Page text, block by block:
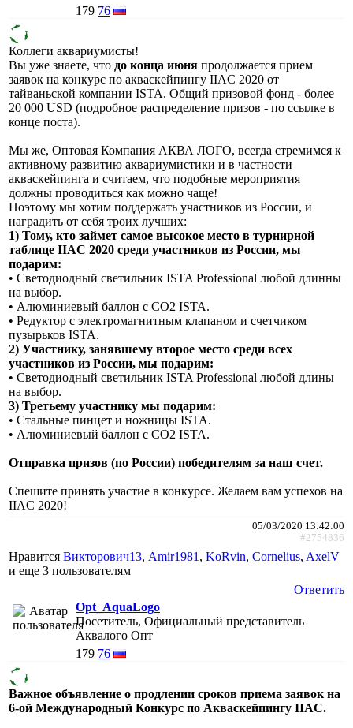
179 76
Коллеги аквариумисты!
Вы уже знаете, что до конца июня продолжается прием
заявок на конкурс по акваскейпингу IIAC 2020 от
тайваньской компании ISTA. Общий призовой фонд - более
20 000 USD (подробное распределение призов - по ссылке в
конце поста).
Мы же, Оптовая Компания АКВА ЛОГО, всегда стремимся к
активному развитию аквариумистики и в частности
акваскейпинга и считаем, что подобные мероприятия
должны проводиться как можно чаще!
Поэтому мы хотим поддержать участников из России, и
наградить от себя троих лучших:
1) Тому, кто займет самое высокое место в турнирной
таблице IIAC 2020 среди участников из России, мы
подарим:
• Светодиодный светильник ISTA Professional любой длинны
на выбор.
• Алюминиевый баллон с СО2 ISTA.
• Редуктор с электромагнитным клапаном и счетчиком
пузырьков ISTA.
2) Участнику, занявшему второе место среди всех
участников из России, мы подарим:
• Светодиодный светильник ISTA Professional любой длины
на выбор.
3) Третьему участнику мы подарим:
• Стальные пинцет и ножницы ISTA.
• Алюминиевый баллон с СО2 ISTA.
Отправка призов (по России) победителям за наш счет.
Спешите принять участие в конкурсе. Желаем вам успехов на
IIAC 2020!
05/03/2020 13:42:00
#2754836
Нравится Викторович13, Amir1981 , KoRvin, Cornelius, AxelV
и еще 3 пользователям
Ответить
Opt_AquaLogo
Посетитель, Официальный представитель
Аквалого Опт
179 76
Важное объявление о продлении сроков приема заявок на
6-ой Международный Конкурс по Акваскейпингу IIAC.